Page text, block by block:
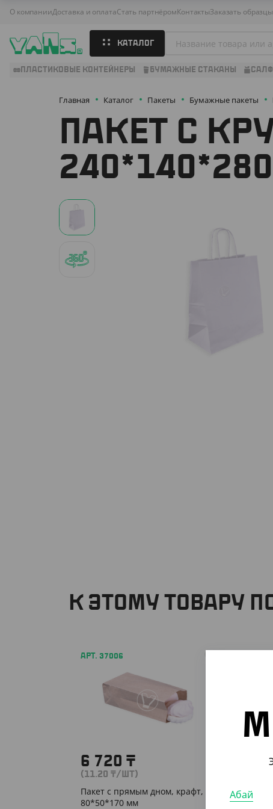
О компанииДоставка и оплатаСтать партнёромКонтактыЗаказать образцы
КАТАЛОГ
ПЛАСТИКОВЫЕ КОНТЕЙНЕРЫ БУМАЖНЫЕ СТАКАНЫ
Главная Каталог Пакеты Бумажные пакеты
ПАКЕТ С
К ЭТОМУ ТОВАРУ
АРТ. 37006
6 720 ₸
(11.20 ₸/ШТ)
Пакет с прямым дном, крафт,
80*50*170 мм
Абай